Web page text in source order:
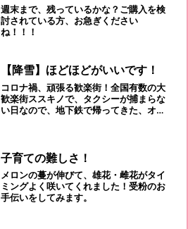
週末まで、残っているかな？ご購入を検
討されている方、お急ぎください
ね！！！
【降雪】ほどほどがいいです！
コロナ禍、頑張る歓楽街！全国有数の大
歓楽街ススキノで、タクシーが捕まらな
い日なので、地下鉄で帰ってきた、オッ
子育ての難しさ！
メロンの蔓が伸びて、雄花・雌花がタイ
ミングよく咲いてくれました！受粉のお
手伝いをしてみます。